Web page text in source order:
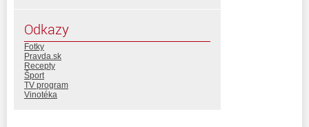
Odkazy
Fotky
Pravda.sk
Recepty
Šport
TV program
Vinotéka